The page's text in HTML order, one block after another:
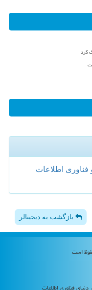
کرد
فناوری اطلاعات
بازگشت به دیجیتالر
فناوری اطلاعات